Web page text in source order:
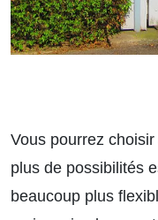
Vous pourrez
plus de possibilités
beaucoup plus